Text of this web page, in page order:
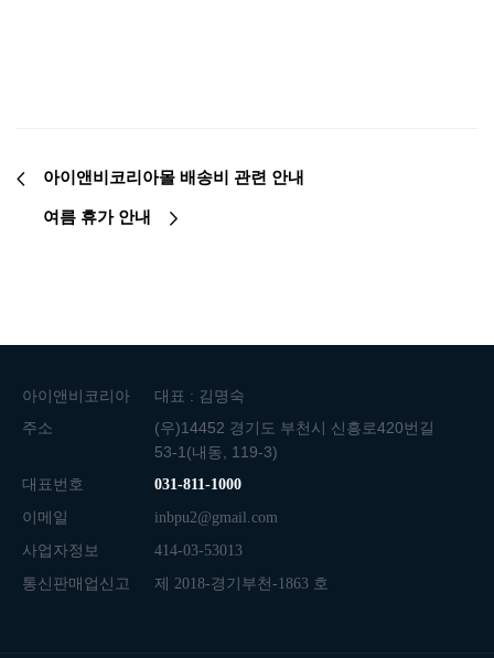
아이앤비코리아몰 배송비 관련 안내
여름 휴가 안내
아이앤비코리아
대표 : 김명숙
주소
(우)14452 경기도 부천시 신흥로420번길
53-1(내동, 119-3)
대표번호
031-811-1000
이메일 inbpu2@gmail.com
사업자정보 414-03-53013
통신판매업신고 제 2018-경기부천-1863 호